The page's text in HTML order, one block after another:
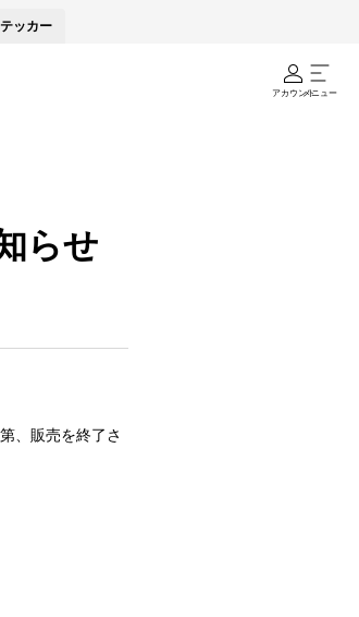
ッカー
アカウントメニュー
らせ
、販売を終了さ